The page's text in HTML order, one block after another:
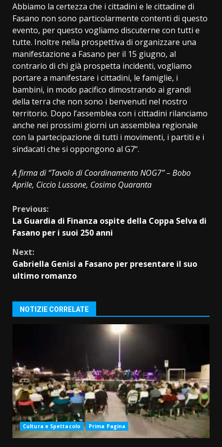
Abbiamo la certezza che i cittadini e le cittadine di
Fasano non sono particolarmente contenti di questo
evento, per questo vogliamo discuterne con tutti e
tutte. Inoltre nella prospettiva di organizzare una
manifestazione a Fasano per il 15 giugno, al
contrario di chi già prospetta incidenti, vogliamo
portare a manifestare i cittadini, le famiglie, i
bambini, in modo pacifico dimostrando ai grandi
della terra che non sono i benvenuti nel nostro
territorio. Dopo l’assemblea con i cittadini rilanciamo
anche nei prossimi giorni un assemblea regionale
con la partecipazione di tutti i movimenti, i partiti e i
sindacati che si oppongono al G7“.
A firma di “Tavolo di Coordinamento NOG7” – Bobo
Aprile, Ciccio Lussone, Cosimo Quaranta
Continue
Reading
Previous:
La Guardia di Finanza ospite della Coppa Selva di
Fasano per i suoi 250 anni
Next:
Gabriella Genisi a Fasano per presentare il suo
ultimo romanzo
NOTIZIE CORRELATE
Cultura e Spettacolo Prima Pagina